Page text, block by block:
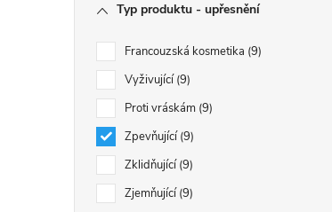
Typ produktu - upřesnění
Francouzská kosmetika 9
Vyživující 9
Proti vráskám 9
Zpevňující 9
Zklidňující 9
Zjemňující 9